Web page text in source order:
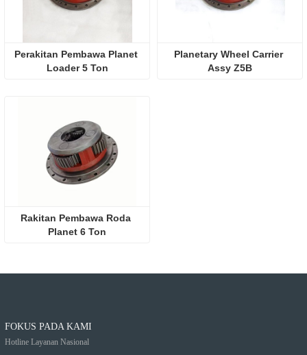
Perakitan Pembawa Planet
Loader 5 Ton
Planetary Wheel Carrier
Assy Z5B
Rakitan Pembawa Roda
Planet 6 Ton
FOKUS PADA KAMI
Hotline Layanan Nasional